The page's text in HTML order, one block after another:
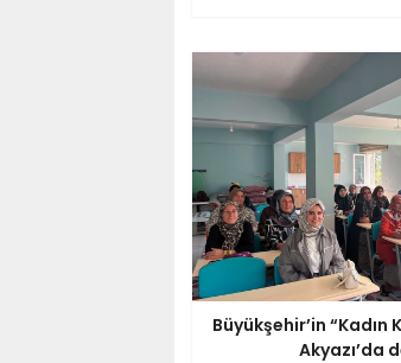
Büyükşehir’in “Kadın
Akyazı’da